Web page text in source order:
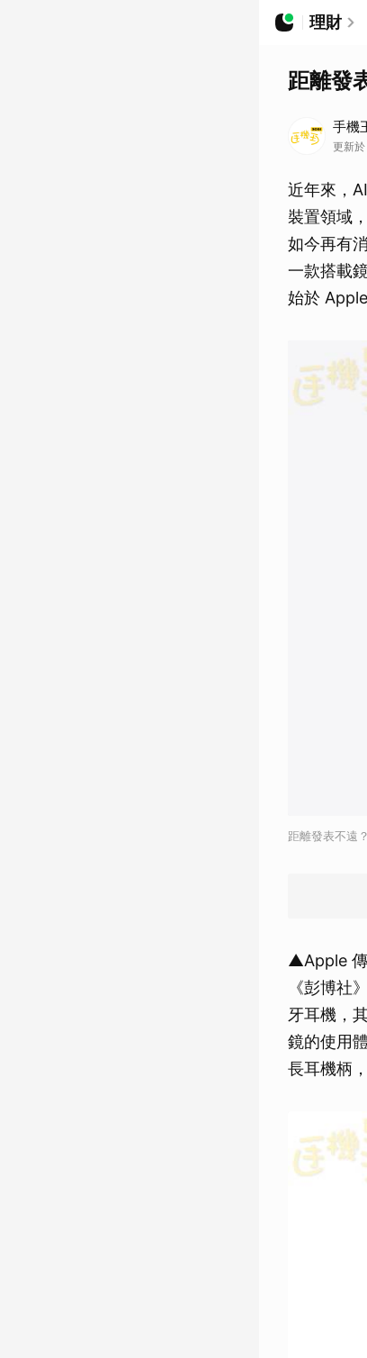
理財
距離發
手機
更新
近年來，
裝置領域
如今再有
一款搭載
始於
距離發表不遠
▲Apple 傳
《彭博社
牙耳機，
鏡的使用
長耳機柄